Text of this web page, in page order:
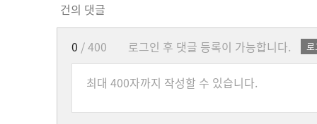
건의 댓글
로그인 후 댓글 등록이 가능합니다.
0 / 400